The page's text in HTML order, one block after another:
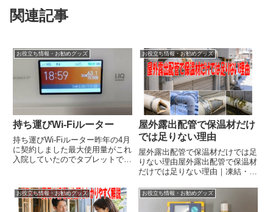
関連記事
お役立ち情報・お勧めグッズ
持ち運びWi-Fiルーター
持ち運びWi-Fiルーター昨年の4月
に契約しました最大使用量がこれ
入院していたのでタブレットで動
docomoのギガホプレミアムの上
限を超えています?契約初月なの
で1,518円(税込...
お役立ち情報・お勧めグッズ
屋外露出配管で保温材だけ
では足りない理由
屋外露出配管で保温材だけでは足
りない理由屋外露出配管で保温材
だけでは足りない理由｜凍結・紫
わかりやすく解説屋外に出る配管
を見ると、保温材が巻かれている
お役立ち情報・お勧めグッズ お役立ち情報・お勧めグッズ